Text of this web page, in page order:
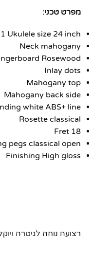
מפרט טכני:
Ukulele size 24 inch
Neck mahogany
Rosewood
Inlay dots
Mahogany top
Mahogany back side
white ABS+ line
Rosette classical
Fret 18
pegs classical open
Finishing High gloss
רצועה נוחה לגיטרה